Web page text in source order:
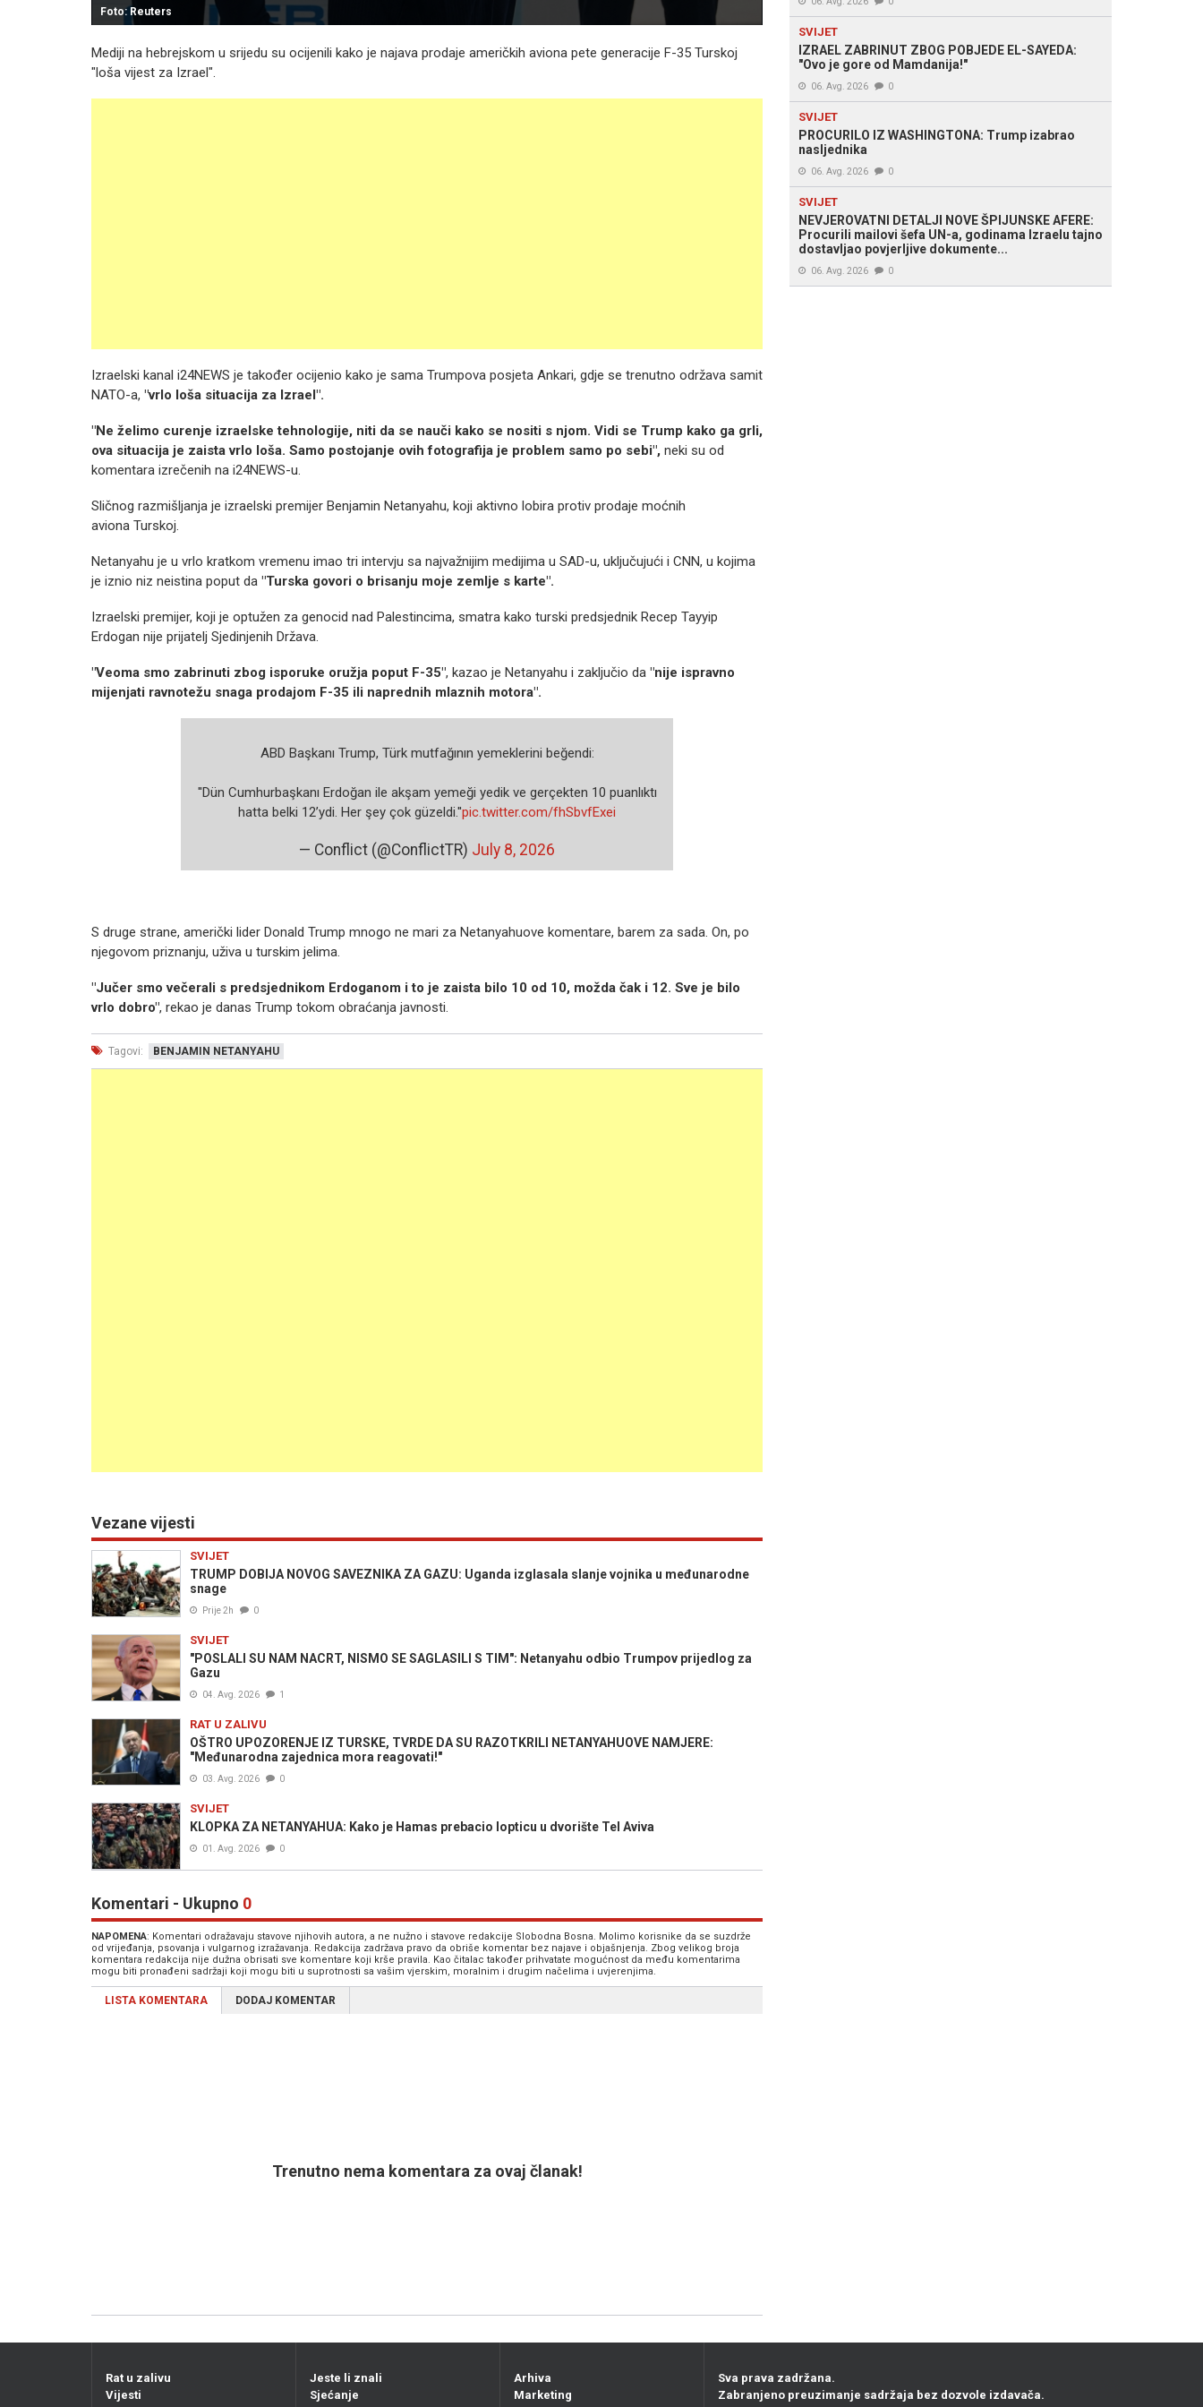
Foto: Reuters
Mediji na hebrejskom u srijedu su ocijenili kako je najava prodaje američkih aviona pete generacije F-35 Turskoj
"loša vijest za Izrael".
Izraelski kanal i24NEWS je također ocijenio kako je sama Trumpova posjeta Ankari, gdje se trenutno održava samit
NATO-a, "vrlo loša situacija za Izrael".
"Ne želimo curenje izraelske tehnologije, niti da se nauči kako se nositi s njom. Vidi se Trump kako ga grli,
ova situacija je zaista vrlo loša. Samo postojanje ovih fotografija je problem samo po sebi", neki su od
komentara izrečenih na i24NEWS-u.
Sličnog razmišljanja je izraelski premijer Benjamin Netanyahu, koji aktivno lobira protiv prodaje moćnih
aviona Turskoj.
Netanyahu je u vrlo kratkom vremenu imao tri intervju sa najvažnijim medijima u SAD-u, uključujući i CNN, u kojima
je iznio niz neistina poput da "Turska govori o brisanju moje zemlje s karte".
Izraelski premijer, koji je optužen za genocid nad Palestincima, smatra kako turski predsjednik Recep Tayyip
Erdogan nije prijatelj Sjedinjenih Država.
"Veoma smo zabrinuti zbog isporuke oružja poput F-35", kazao je Netanyahu i zaključio da "nije ispravno
mijenjati ravnotežu snaga prodajom F-35 ili naprednih mlaznih motora".
ABD Başkanı Trump, Türk mutfağının yemeklerini beğendi:
''Dün Cumhurbaşkanı Erdoğan ile akşam yemeği yedik ve gerçekten 10 puanlıktı
hatta belki 12’ydi. Her şey çok güzeldi.''pic.twitter.com/fhSbvfExei
— Conflict (@ConflictTR) July 8, 2026
S druge strane, američki lider Donald Trump mnogo ne mari za Netanyahuove komentare, barem za sada. On, po
njegovom priznanju, uživa u turskim jelima.
"Jučer smo večerali s predsjednikom Erdoganom i to je zaista bilo 10 od 10, možda čak i 12. Sve je bilo
vrlo dobro", rekao je danas Trump tokom obraćanja javnosti.
Tagovi: BENJAMIN NETANYAHU
Vezane vijesti
SVIJET
TRUMP DOBIJA NOVOG SAVEZNIKA ZA GAZU: Uganda izglasala slanje vojnika u međunarodne
snage
Prije 2h 0
SVIJET
"POSLALI SU NAM NACRT, NISMO SE SAGLASILI S TIM": Netanyahu odbio Trumpov prijedlog za
Gazu
04. Avg. 2026 1
RAT U ZALIVU
OŠTRO UPOZORENJE IZ TURSKE, TVRDE DA SU RAZOTKRILI NETANYAHUOVE NAMJERE:
"Međunarodna zajednica mora reagovati!"
03. Avg. 2026 0
SVIJET
KLOPKA ZA NETANYAHUA: Kako je Hamas prebacio lopticu u dvorište Tel Aviva
01. Avg. 2026 0
Komentari - Ukupno 0
NAPOMENA: Komentari odražavaju stavove njihovih autora, a ne nužno i stavove redakcije Slobodna Bosna. Molimo korisnike da se suzdrže
od vrijeđanja, psovanja i vulgarnog izražavanja. Redakcija zadržava pravo da obriše komentar bez najave i objašnjenja. Zbog velikog broja
komentara redakcija nije dužna obrisati sve komentare koji krše pravila. Kao čitalac također prihvatate mogućnost da među komentarima
mogu biti pronađeni sadržaji koji mogu biti u suprotnosti sa vašim vjerskim, moralnim i drugim načelima i uvjerenjima.
LISTA KOMENTARA DODAJ KOMENTAR
Trenutno nema komentara za ovaj članak!
SVIJET
IZRAEL ZABRINUT ZBOG POBJEDE EL-SAYEDA:
"Ovo je gore od Mamdanija!"
06. Avg. 2026 0
SVIJET
PROCURILO IZ WASHINGTONA: Trump izabrao
nasljednika
06. Avg. 2026 0
SVIJET
NEVJEROVATNI DETALJI NOVE ŠPIJUNSKE AFERE:
Procurili mailovi šefa UN-a, godinama Izraelu tajno
dostavljao povjerljive dokumente...
06. Avg. 2026 0
Rat u zalivu
Vijesti
Jeste li znali
Sjećanje
Arhiva
Marketing
Sva prava zadržana.
Zabranjeno preuzimanje sadržaja bez dozvole izdavača.